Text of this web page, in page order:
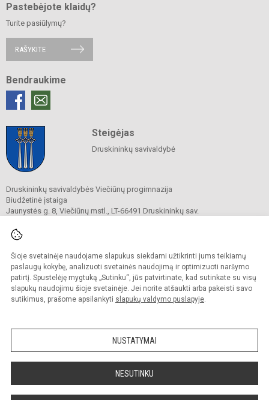
Šioje svetainėje naudojame slapukus siekdami užtikrinti jums teikiamų
paslaugų kokybę, analizuoti svetainės naudojimą ir optimizuoti naršymo
patirtį. Spustelėję mygtuką „Sutinku“, jūs patvirtinate, kad sutinkate su visų
slapukų naudojimu šioje svetainėje. Jei norite atšaukti arba pakeisti savo
sutikimus, prašome apsilankyti slapukų valdymo puslapyje.
NUSTATYMAI
NESUTINKU
Pastebėjote klaidų?
Turite pasiūlymų?
RAŠYKITE
Bendraukime
Steigėjas
Druskininkų savivaldybė
Druskininkų savivaldybės Viečiūnų progimnazija
Biudžetinė įstaiga
Jaunystės g. 8, Viečiūnų mstl., LT-66491 Druskininkų sav.
El. p.
Duomenys kaupiami ir saugomi
Juridinių asmenų registre
Įstaigos kodas 190108418
El. pristatymo dėžutės adresas 190108418
Kopijuoti turinį be raštiško progimnazijos sutikimo griežtai draudžiama.
Prieinamumo paraiška Slapukų valdymas
Sumanus būdas atnaujinti
svetainę